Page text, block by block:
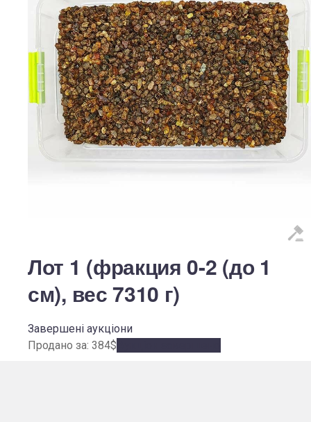
Лот 1 (фракция 0-2 (до 1
см), вес 7310 г)
Завершені аукціони
Продано за: 384$